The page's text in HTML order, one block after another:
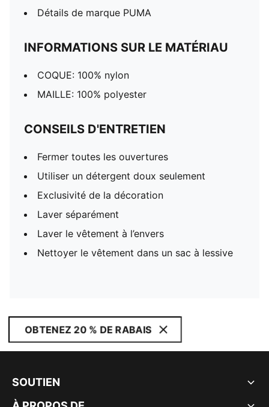
Détails de marque PUMA
INFORMATIONS SUR LE MATÉRIAU
COQUE: 100% nylon
MAILLE: 100% polyester
CONSEILS D'ENTRETIEN
Fermer toutes les ouvertures
Utiliser un détergent doux seulement
Exclusivité de la décoration
Laver séparément
Laver le vêtement à l’envers
Nettoyer le vêtement dans un sac à lessive
OBTENEZ 20 % DE RABAIS
SOUTIEN